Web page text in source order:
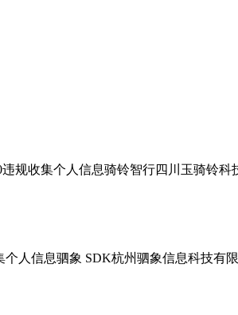
规收集个人信息骑铃智行四川玉骑铃科
人信息驷象 SDK杭州驷象信息科技有